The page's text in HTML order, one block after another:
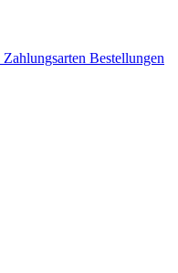
Zahlungsarten Bestellungen